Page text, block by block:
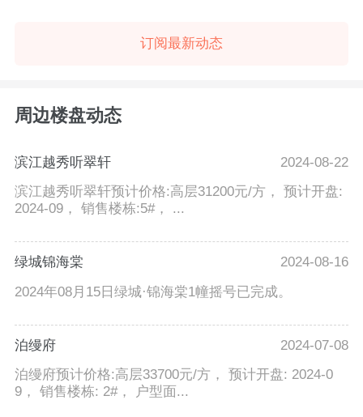
订阅最新动态
周边楼盘动态
滨江越秀听翠轩
2024-08-22
滨江越秀听翠轩预计价格:高层31200元/方， 预计开盘:
2024-09， 销售楼栋:5#， ...
绿城锦海棠
2024-08-16
2024年08月15日绿城·锦海棠1幢摇号已完成。
泊缦府
2024-07-08
泊缦府预计价格:高层33700元/方， 预计开盘: 2024-0
9， 销售楼栋: 2#， 户型面...